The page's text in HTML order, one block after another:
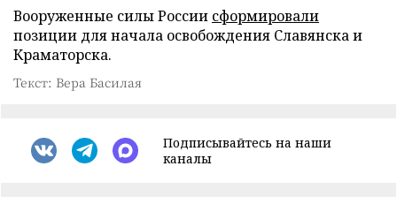
Вооруженные силы России сформировали
позиции для начала освобождения Славянска и
Краматорска.
Текст: Вера Басилая
Подписывайтесь на наши
каналы